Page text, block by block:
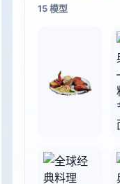
15 模型